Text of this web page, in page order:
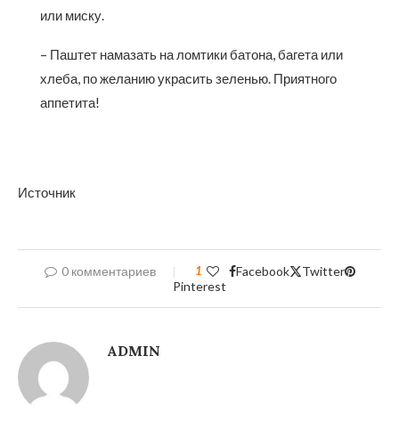
или миску.
– Паштет намазать на ломтики батона, багета или
хлеба, по желанию украсить зеленью. Приятного
аппетита!
Источник
0 комментариев 1 Facebook
Twitter
Pinterest
ADMIN